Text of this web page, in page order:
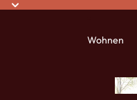
Wohnen